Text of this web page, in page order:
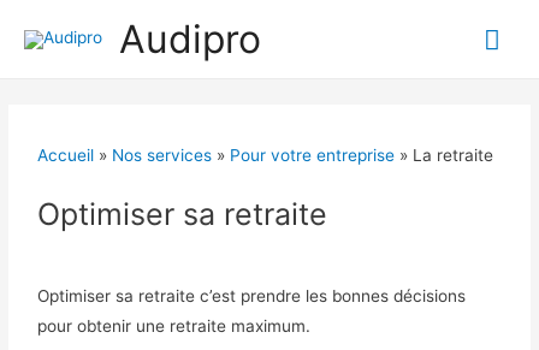
Audipro
Accueil » Nos services » Pour votre entreprise » La retraite
Optimiser sa retraite
Optimiser sa retraite c’est prendre les bonnes décisions
pour obtenir une retraite maximum.